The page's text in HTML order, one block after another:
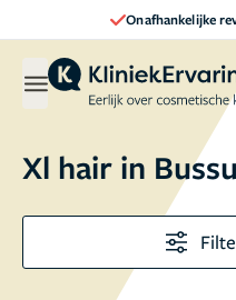
Onafhankelijke
Xl hair in